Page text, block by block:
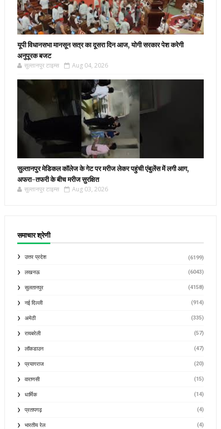
यूपी विधानसभा मानसून सत्र का दूसरा दिन आज, योगी सरकार पेश करेगी
अनुपूरक बजट
सुल्तानपुर टाइम्स Aug 04, 2026
सुल्तानपुर मेडिकल कॉलेज के गेट पर मरीज लेकर पहुंची एंबुलेंस में लगी आग,
अफरा-तफरी के बीच मरीज सुरक्षित
सुल्तानपुर टाइम्स Aug 03, 2026
समाचार श्रेणी
उत्तर प्रदेश (6199)
लखनऊ (6043)
सुलतानपुर (4158)
नई दिल्ली (914)
अमेठी (335)
रायबरेली (57)
लॉकडाउन (47)
प्रयागराज (20)
वाराणसी (15)
धार्मिक (14)
प्रतापगढ़ (4)
भारतीय रेल (4)